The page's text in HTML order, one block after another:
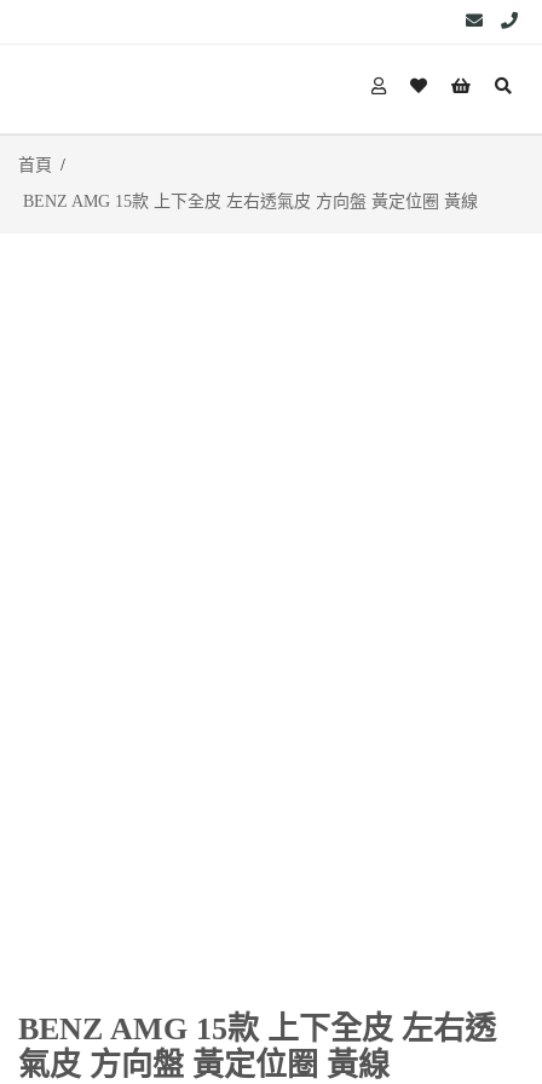
首頁
BENZ AMG 15款 上下全皮 左右透氣皮 方向盤 黃定位圈 黃線
BENZ AMG 15款 上下全皮 左右透
氣皮 方向盤 黃定位圈 黃線